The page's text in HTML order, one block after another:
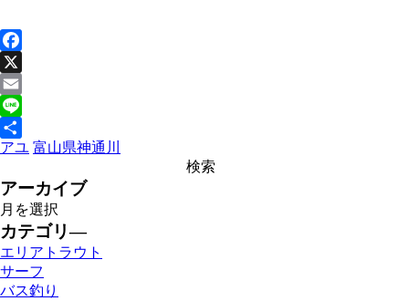
Facebook
X
Email
Line
共
アユ 富山県神通川
アーカイブ
カテゴリ―
エリアトラウト
サーフ
バス釣り